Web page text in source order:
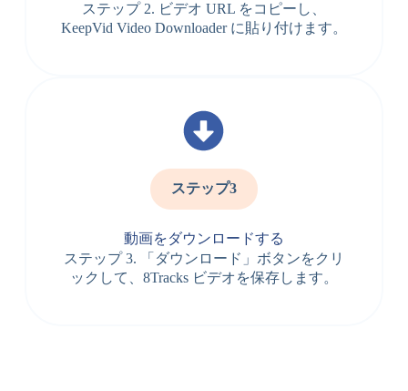
ステップ 2. ビデオ URL をコピーし、
KeepVid Video Downloader に貼り付けます。
ステップ3
動画をダウンロードする
ステップ 3. 「ダウンロード」ボタンをクリ
ックして、8Tracks ビデオを保存します。